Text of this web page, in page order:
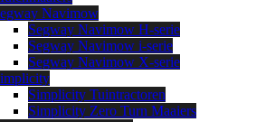
Navimow
Segway Navimow H-serie
Segway Navimow i-serie
Segway Navimow X-serie
Simplicity Tuintractoren
Simplicity Zero Turn Maaiers